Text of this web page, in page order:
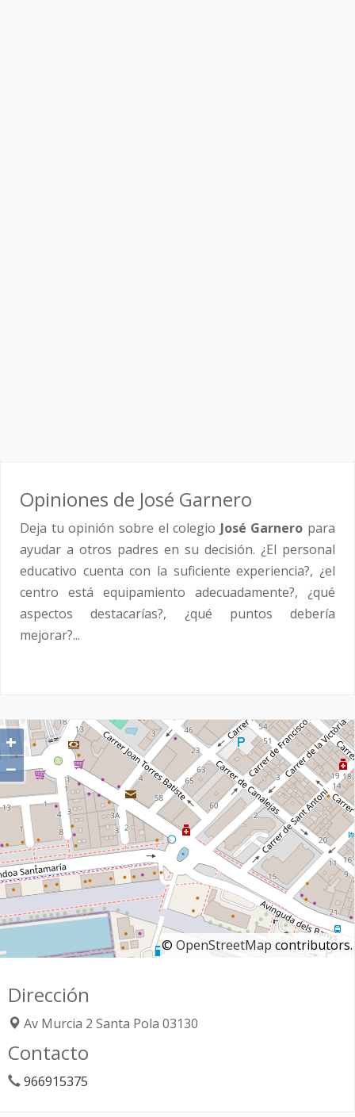
Opiniones de José Garnero
Deja tu opinión sobre el colegio José Garnero para
ayudar a otros padres en su decisión. ¿El personal
educativo cuenta con la suficiente experiencia?, ¿el
centro está equipamiento adecuadamente?, ¿qué
aspectos destacarías?, ¿qué puntos debería
mejorar?...
+
−
© OpenStreetMap contributors.
Dirección
Av Murcia 2 Santa Pola 03130
Contacto
966915375